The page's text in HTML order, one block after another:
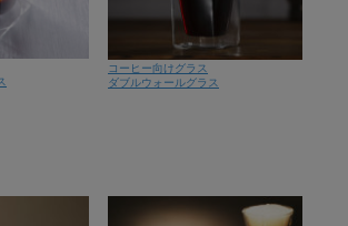
コーヒー向けグラス
ダブルウォールグラス